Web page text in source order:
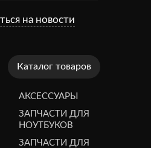
на новости
Каталог товаров
АКСЕССУАРЫ
ЗАПЧАСТИ ДЛЯ
НОУТБУКОВ
ЗАПЧАСТИ ДЛЯ